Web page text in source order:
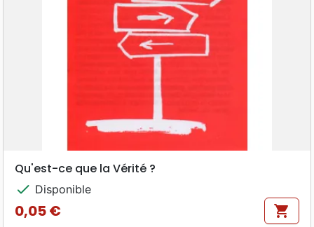
Qu'est-ce que la Vérité ?
check Disponible
Prix
0,05 € shopping_cart